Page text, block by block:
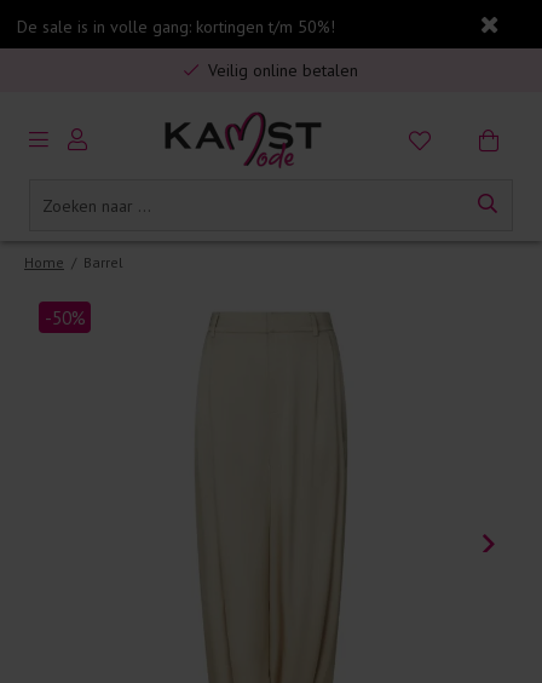
De sale is in volle gang: kortingen t/m 50%!
Gratis verzending in Nederland vanaf €75,-
Veilig online betalen
5% spaarbonus op jouw aankoop
Gratis verzending in Nederland vanaf €75,-
Home / Barrel
-50%